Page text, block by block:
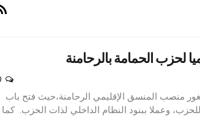
لحزب الحمامة بالرحامنة
منصب المنسق الإقليمي الرحامنة،حيث فتح باب
وعملا ببنود النظام الداخلي لذات الحزب. كما